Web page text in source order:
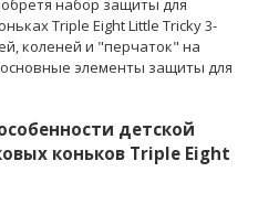
набор защиты для
Triple Eight Little Tricky 3-
коленей и "перчаток" на
основные элементы защиты для
детской
коньков Triple Eight